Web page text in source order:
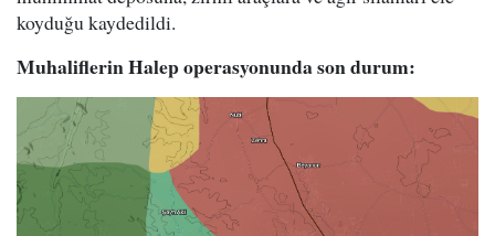
koyduğu kaydedildi.
Muhaliflerin Halep operasyonunda son durum: